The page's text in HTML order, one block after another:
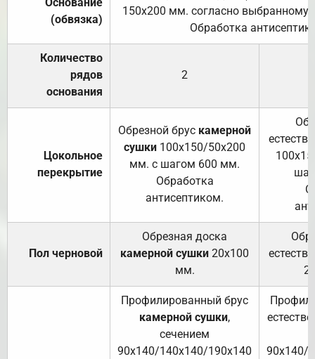
(обвязка)
150х200 мм. согласно выбранному
Обработка
Количество
рядов
основания
2
Цокольное
перекрытие
Обрезной брус камерной
сушки 100х150/50х200
мм. с шагом 600 мм.
Обработка
антисептиком.
Пол черновой
Обрезная доска
камерной сушки 20х100
мм.
Профилированный брус
камерной сушки,
сечением
90х140/140х140/190х140
90х140/